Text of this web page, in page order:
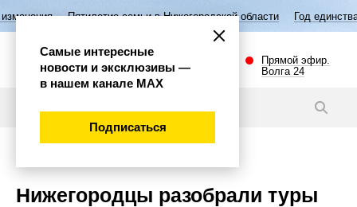
семьи в Нижегородской области Год единства народов России
Прямой эфир.
Волга 24
Нижегородцы разобрали туры
Самые интересные
новости и эксклюзивы —
в нашем канале МАХ
Подписаться